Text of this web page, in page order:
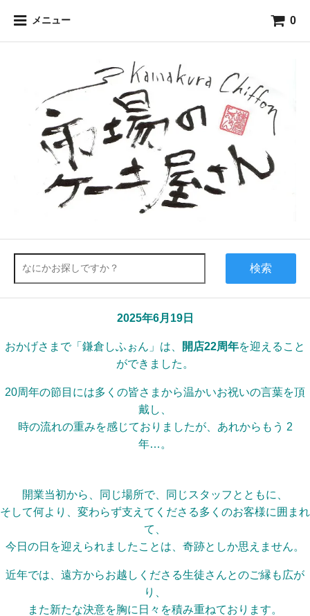
メニュー 0
検索
2025年6月19日
おかげさまで「鎌倉しふぉん」は、 開店22周年を迎えること
ができました。
20周年の節目には多くの皆さまから温かいお祝いの言葉を頂
戴し、
時の流れの重みを感じておりましたが、あれからもう 2
年…。
開業当初から、同じ場所で、同じスタッフとともに、
そして何より、変わらず支えてくださる多くのお客様に囲まれ
て、
今日の日を迎えられましたことは、奇跡としか思えません。
近年では、遠方からお越しくださる生徒さんとのご縁も広が
り、
また新たな決意を胸に日々を積み重ねております。